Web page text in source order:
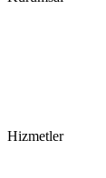
Hizmetler